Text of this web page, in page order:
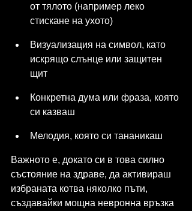
от тялото (например леко
стискане на ухото)
Визуализация на символ, като
искрящо слънце или защитен
щит
Конкретна дума или фраза, която
си казваш
Мелодия, която си тананикаш
Важното е, докато си в това силно
състояние на здраве, да активираш
избраната котва няколко пъти,
създавайки мощна невронна връзка